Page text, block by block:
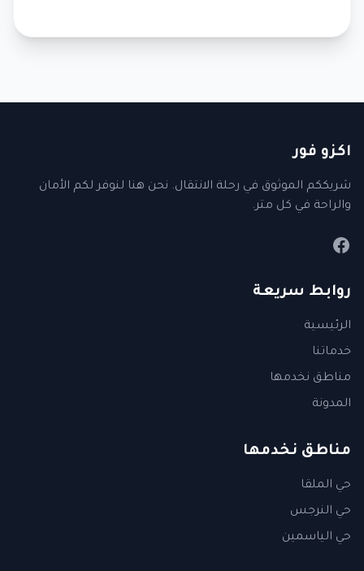
اكزو فور
شريككم الموثوق في رحلة الانتقال. نحن هنا لنوفر لكم الأمان
والراحة في كل متر.
روابط سريعة
الرئيسية
خدماتنا
مناطق نخدمها
المدونة
مناطق نخدمها
حي الملقا
حي النرجس
حي الياسمين